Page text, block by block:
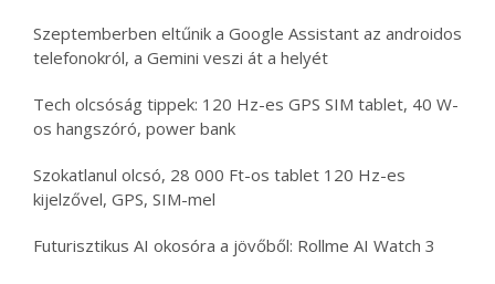
Szeptemberben eltűnik a Google Assistant az androidos
telefonokról, a Gemini veszi át a helyét
Tech olcsóság tippek: 120 Hz-es GPS SIM tablet, 40 W-
os hangszóró, power bank
Szokatlanul olcsó, 28 000 Ft-os tablet 120 Hz-es
kijelzővel, GPS, SIM-mel
Futurisztikus AI okosóra a jövőből: Rollme AI Watch 3